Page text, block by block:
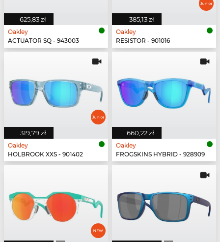
625,83 zł
Oakley
ACTUATOR SQ - 943003
385,13 zł
Oakley
RESISTOR - 901016
319,79 zł
Oakley
HOLBROOK XXS - 901402
660,22 zł
Oakley
FROGSKINS HYBRID - 928909